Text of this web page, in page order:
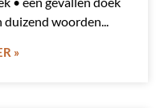
duizend woorden
»